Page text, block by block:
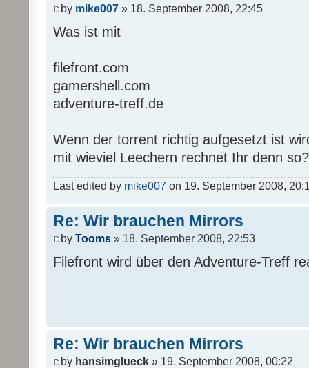
by mike007 » 18. September 2008, 22:45
Was ist mit
filefront.com
gamershell.com
adventure-treff.de
Wenn der torrent richtig aufgesetzt ist
mit wieviel Leechern rechnet Ihr denn so?
Last edited by mike007 on 19. September 2008,
Re: Wir brauchen Mirrors
by Tooms » 18. September 2008, 22:53
Filefront wird über den Adventure-Treff
Re: Wir brauchen Mirrors
by hansimglueck » 19. September 2008, 00:22